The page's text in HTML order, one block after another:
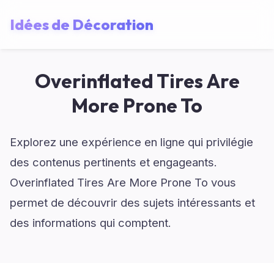
Idées de Décoration
Overinflated Tires Are
More Prone To
Explorez une expérience en ligne qui privilégie
des contenus pertinents et engageants.
Overinflated Tires Are More Prone To vous
permet de découvrir des sujets intéressants et
des informations qui comptent.